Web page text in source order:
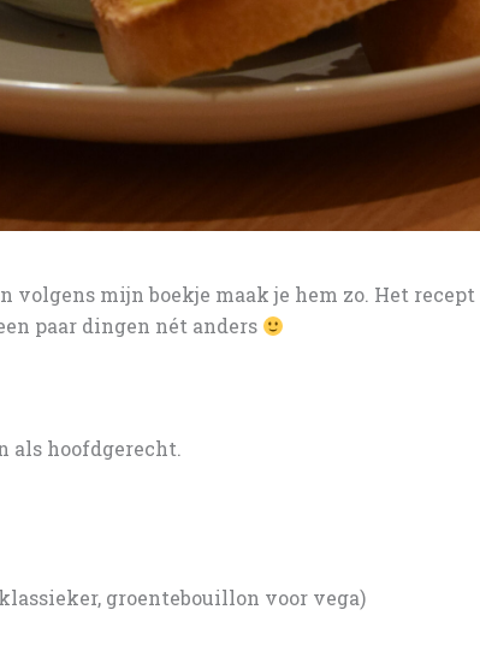
volgens mijn boekje maak je hem zo. Het
paar dingen nét anders
als hoofdgerecht.
groentebouillon voor vega)